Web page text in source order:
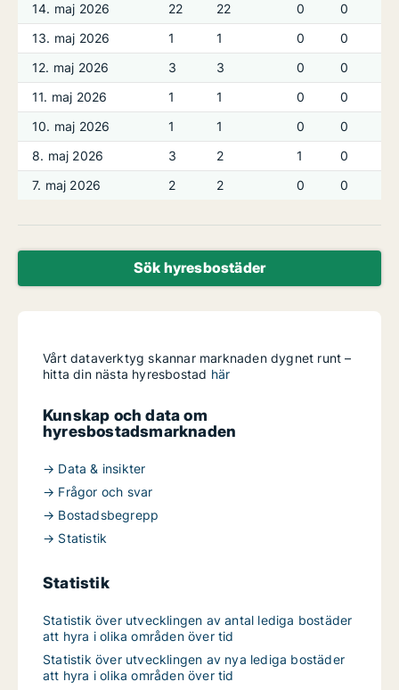
14. maj 2026
22 22 0
0
13. maj 2026
1 1 0
0
12. maj 2026
3 3 0
0
11. maj 2026
1 1 0
0
10. maj 2026
1 1 0
0
8. maj 2026
3 2 1
0
7. maj 2026
2 2 0 0
Sök hyresbostäder
Vårt dataverktyg skannar marknaden dygnet runt –
hitta din nästa hyresbostad här
Kunskap och data om
hyresbostadsmarknaden
→ Data & insikter
→ Frågor och svar
→ Bostadsbegrepp
→ Statistik
Statistik
Statistik över utvecklingen av antal lediga bostäder
att hyra i olika områden över tid
Statistik över utvecklingen av nya lediga bostäder
att hyra i olika områden över tid